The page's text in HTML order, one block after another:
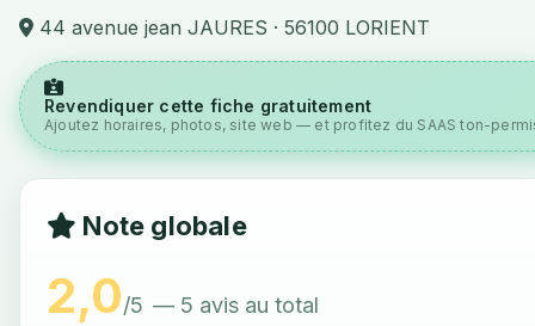
44 avenue jean JAURES · 56100 LORIENT
Revendiquer cette fiche gratuitement
Ajoutez horaires, photos, site web — et profitez du SAAS ton-
Note globale
2,0/5 — 5 avis au total